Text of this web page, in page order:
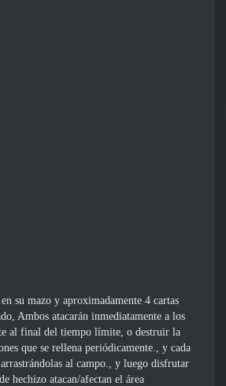
su mazo y aproximadamente 4 cartas
Ambos atacarán inmediatamente a los
al final del tiempo límite, o destruir la
que se rellena periódicamente., y cada
al campo., y luego disfrutar
hechizo atacan/afectan el área